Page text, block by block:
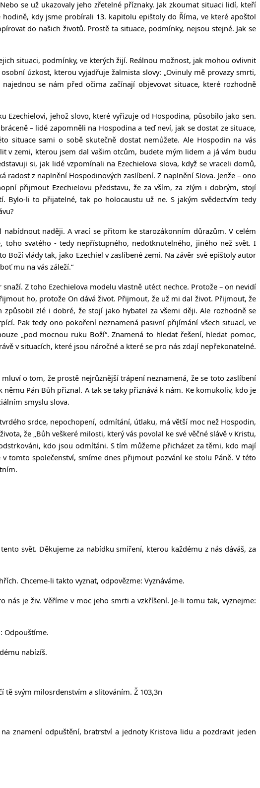
se už ukazovaly jeho zřetelné příznaky. Jak zkoumat situaci lidí, kteří
kdy jsme probírali 13. kapitolu epištoly do Říma, ve které apoštol
do našich životů. Prostě ta situace, podmínky, nejsou stejné. Jak se
situaci, podmínky, ve kterých žijí. Reálnou možnost, jak mohou ovlivnit
úzkost, kterou vyjadřuje žalmista slovy: „Ovinuly mě provazy smrti,
se nám před očima začínají objevovat situace, které rozhodně
Ezechielovi, jehož slovo, které vyřizuje od Hospodina, působilo jako sen.
– lidé zapomněli na Hospodina a teď neví, jak se dostat ze situace,
situace sami o sobě skutečně dostat nemůžete. Ale Hospodin na vás
v zemi, kterou jsem dal vašim otcům, budete mým lidem a já vám budu
si, jak lidé vzpomínali na Ezechielova slova, když se vraceli domů,
radost z naplnění Hospodinových zaslíbení. Z naplnění Slova. Jenže – ono
přijmout Ezechielovu představu, že za vším, za zlým i dobrým, stojí
Bylo-li to přijatelné, tak po holocaustu už ne. S jakým svědectvím tedy
naději. A vrací se přitom ke starozákonním důrazům. V celém
toho svatého - tedy nepřístupného, nedotknutelného, jiného než svět. I
vlády tak, jako Ezechiel v zaslíbené zemi. Na závěr své epištoly autor
mu na vás záleží.“
Z toho Ezechielova modelu vlastně utéct nechce. Protože – on nevidí
ho, protože On dává život. Přijmout, že už mi dal život. Přijmout, že
zlé i dobré, že stojí jako hybatel za všemi ději. Ale rozhodně se
Pak tedy ono pokoření neznamená pasivní přijímání všech situací, ve
„pod mocnou ruku Boží“. Znamená to hledat řešení, hledat pomoc,
v situacích, které jsou náročné a které se pro nás zdají nepřekonatelné.
o tom, že prostě nejrůznější trápení neznamená, že se toto zaslíbení
Pán Bůh přiznal. A tak se taky přiznává k nám. Ke komukoliv, kdo je
smyslu slova.
srdce, nepochopení, odmítání, útlaku, má větší moc než Hospodin,
že „Bůh veškeré milosti, který vás povolal ke své věčné slávě v Kristu,
kdo jsou odmítáni. S tím můžeme přicházet za těmi, kdo mají
tomto společenství, smíme dnes přijmout pozvání ke stolu Páně. V této
svět. Děkujeme za nabídku smíření, kterou každému z nás dáváš, za
Chceme-li takto vyznat, odpovězme: Vyznáváme.
nás je živ. Věříme v moc jeho smrti a vzkříšení. Je-li tomu tak, vyznejme:
Odpouštíme.
nabízíš.
tě svým milosrdenstvím a slitováním. Ž 103,3n
znamení odpuštění, bratrství a jednoty Kristova lidu a pozdravit jeden